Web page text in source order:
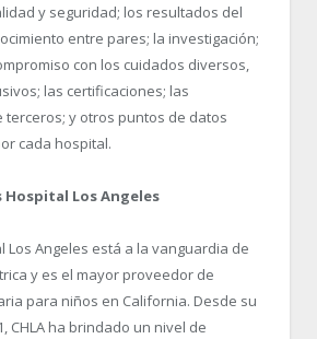
y seguridad; los resultados del
entre pares; la investigación;
con los cuidados diversos,
las certificaciones; las
terceros; y otros puntos de datos
cada hospital.
Hospital Los Angeles
Los Angeles está a la vanguardia de
y es el mayor proveedor de
para niños en California. Desde su
CHLA ha brindado un nivel de